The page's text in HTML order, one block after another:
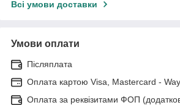
Всі умови доставки
Умови оплати
Післяплата
Оплата картою Visa, Mastercard -
Оплата за реквізитами ФОП